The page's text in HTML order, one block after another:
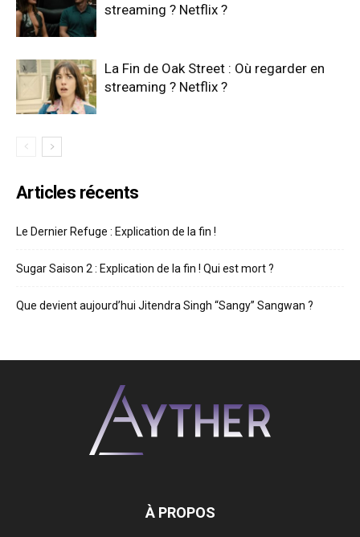
streaming ? Netflix ?
La Fin de Oak Street : Où regarder en
streaming ? Netflix ?
Articles récents
Le Dernier Refuge : Explication de la fin !
Sugar Saison 2 : Explication de la fin ! Qui est mort ?
Que devient aujourd’hui Jitendra Singh “Sangy” Sangwan ?
À PROPOS